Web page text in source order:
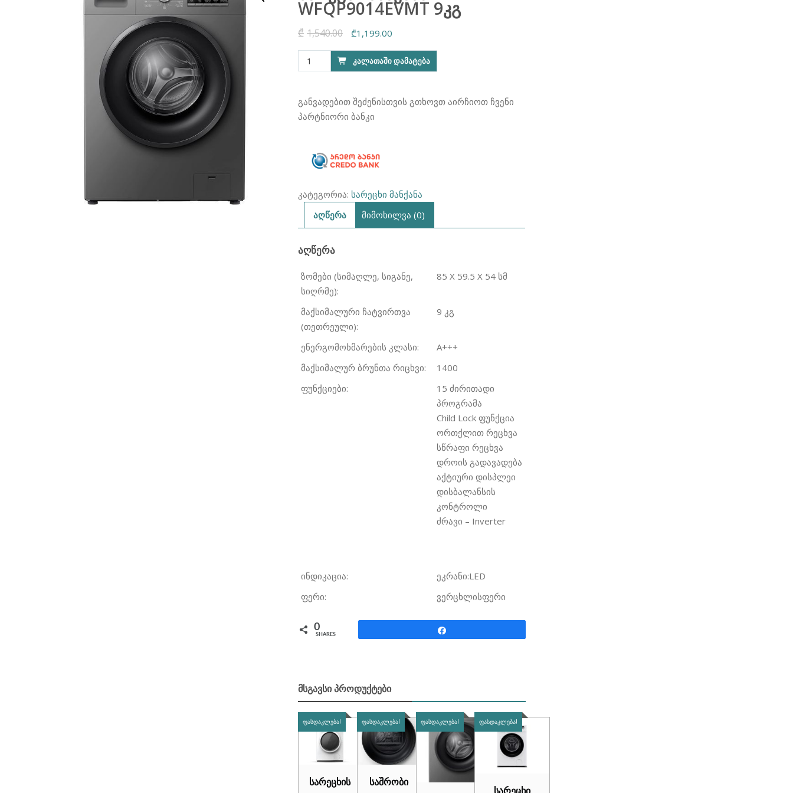
WFQP9014EVMT 9კგ
₾ 1,540.00
Original
price
was:
₾1,199.00
price
is:
რაოდენობა:
სარეცხი
Hisense
WFQP9014EVMT
ᲙᲐᲚᲐᲗᲐᲨᲘ ᲓᲐᲛᲐᲢᲔᲑᲐ
განვადებით შეძენისთვის გთხოვთ აირჩიოთ ჩვენი
პარტნიორი ბანკი
კატეგორია: სარეცხი მანქანა
აღწერა
მიმოხილვა (0)
ᲐᲦᲬᲔᲠᲐ
ზომები (სიმაღლე, სიგანე,
სიღრმე):
85 X 59.5 X 54 სმ
მაქსიმალური ჩატვირთვა
(თეთრეული):
9 კგ
ენერგომოხმარების კლასი:
A+++
მაქსიმალურ ბრუნთა რიცხვი:
1400
ფუნქციები:
15 ძირითადი
პროგრამა
Child Lock ფუნქცია
ორთქლით რეცხვა
სწრაფი რეცხვა
დროის გადავადება
აქტიური დისპლეი
დისბალანსის
კონტროლი
ძრავი – Inverter
ინდიკაცია:
ეკრანი:LED
ფერი:
ვერცხლისფერი
0
SHARES
ᲛᲡᲒᲐᲕᲡᲘ ᲞᲠᲝᲓᲣᲥᲢᲔᲑᲘ
ᲤᲐᲡᲓᲐᲙᲚᲔᲑᲐ!
სარეცხის
ᲤᲐᲡᲓᲐᲙᲚᲔᲑᲐ!
საშრობი
ᲤᲐᲡᲓᲐᲙᲚᲔᲑᲐ! ᲤᲐᲡᲓᲐᲙᲚᲔᲑᲐ!